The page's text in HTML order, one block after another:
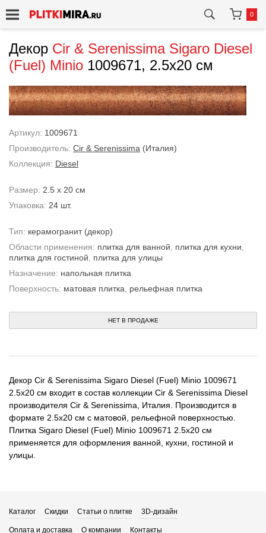
0
Декор Cir & Serenissima Sigaro Diesel
(Fuel) Minio 1009671, 2.5x20 см
Артикул: 1009671
Производитель: Cir & Serenissima (Италия)
Коллекция: Diesel
Размер: 2.5 x 20 см
Упаковка: 24 шт.
Тип: керамогранит (декор)
Области применения: плитка для ванной плитка для кухни
плитка для гостиной
плитка для улицы
Назначение: напольная плитка
Поверхность: матовая плитка рельефная плитка
НЕТ В ПРОДАЖЕ
Декор Cir & Serenissima Sigaro Diesel (Fuel) Minio 1009671
2.5x20 см входит в состав коллекции Cir & Serenissima Diesel
производителя Cir & Serenissima, Италия. Производится в
формате 2.5x20 см с матовой, рельефной поверхностью.
Плитка Sigaro Diesel (Fuel) Minio 1009671 2.5x20 см
применяется для оформления ванной, кухни, гостиной и
улицы.
Каталог Скидки Статьи о плитке 3D-дизайн
Оплата и доставка О компании Контакты